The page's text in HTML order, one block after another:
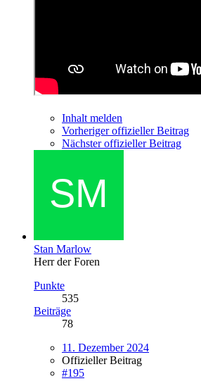
Inhalt melden
Vorheriger offizieller Beitrag
Nächster offizieller Beitrag
Stan Marlow
Herr der Foren
Punkte
535
Beiträge
78
11. Dezember 2024
Offizieller Beitrag
#195